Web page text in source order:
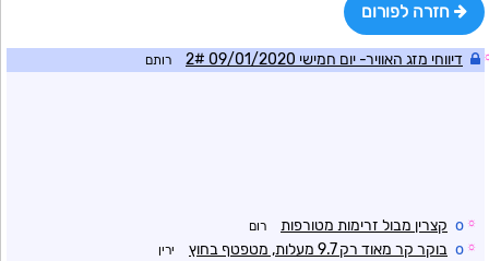
חזרה לפורום
דיווחי מזג האוויר- יום חמישי 09/01/2020 2# רותם
☼
o קצרין מבול זרימות מטורפות רום
☼
o בוקר קר מאוד רק 9.7 מעלות, מטפטף בחוץ ירין